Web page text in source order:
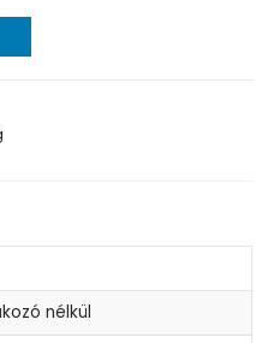
nélkül